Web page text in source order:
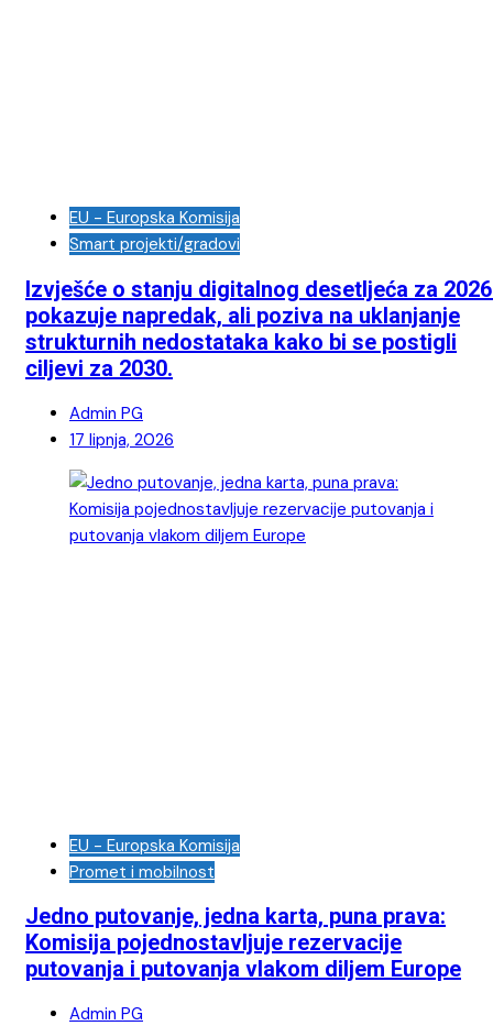
EU - Europska Komisija
Smart projekti/gradovi
Izvješće o stanju digitalnog desetljeća za
pokazuje napredak, ali poziva na uklanjanje
strukturnih nedostataka kako bi se postigli
ciljevi za 2030.
Admin PG
17 lipnja, 2026
EU - Europska Komisija
Promet i mobilnost
Jedno putovanje, jedna karta, puna prava:
Komisija pojednostavljuje rezervacije
putovanja i putovanja vlakom diljem Europe
Admin PG